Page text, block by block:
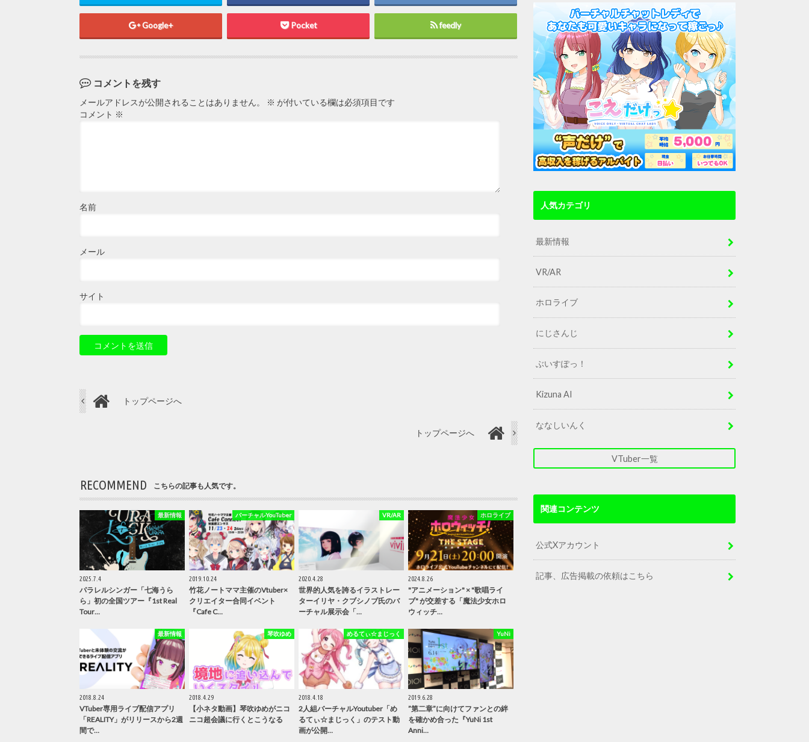
Google+ Pocket feedly
コメントを残す
メールアドレスが公開されることはありません。 ※ が付いている欄は必須項目です
コメント ※
名前
メール
サイト
トップページへ
トップページへ
RECOMMEND こちらの記事も人気です。
最新情報
2025.7.4
パラレルシンガー「七海うら
ら」初の全国ツアー『1st Real
Tour…
バーチャルYouTuber
2019.10.24
竹花ノートママ主催のVtuber×
クリエイター合同イベント
『Cafe C…
VR/AR
2020.4.28
世界的人気を誇るイラストレー
ターイリヤ・クブシノブ氏のバ
ーチャル展示会「…
ホロライブ
2024.8.26
"アニメーション" × "歌唱ライ
ブ" が交差する「魔法少女ホロ
ウィッチ…
最新情報
2018.8.24
VTuber専用ライブ配信アプリ
「REALITY」がリリースから2週
間で…
琴吹ゆめ
2018.4.29
【小ネタ動画】琴吹ゆめがニコ
ニコ超会議に行くとこうなる
めるてぃ☆まじっく
2018.4.18
2人組バーチャルYoutuber「め
るてぃ☆まじっく」のテスト動
画が公開…
YuNi
2019.6.28
”第二章”に向けてファンとの絆
を確かめ合った『YuNi 1st
Anni…
人気カテゴリ
最新情報
VR/AR
ホロライブ
にじさんじ
ぶいすぽっ！
Kizuna AI
ななしいんく
VTuber一覧
関連コンテンツ
公式Xアカウント
記事、広告掲載の依頼はこちら